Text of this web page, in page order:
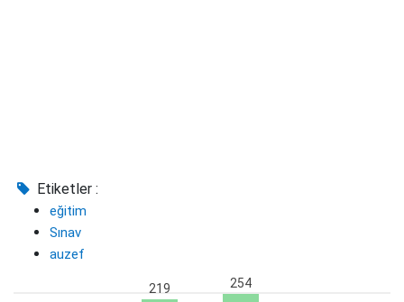
Etiketler :
eğitim
Sınav
auzef
219 254